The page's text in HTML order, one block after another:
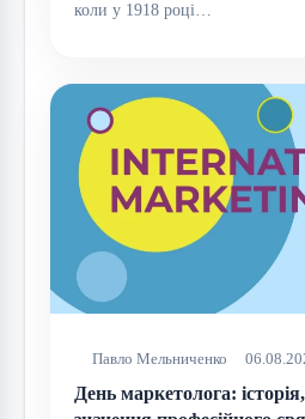
коли у 1918 році…
Павло Мельниченко
День маркетолога: